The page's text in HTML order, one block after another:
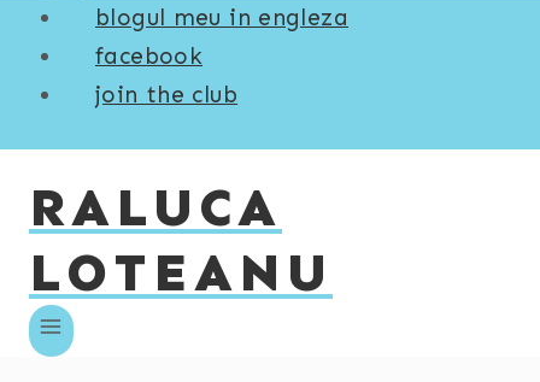
blogul meu in engleza
facebook
join the club
RALUCA
LOTEANU